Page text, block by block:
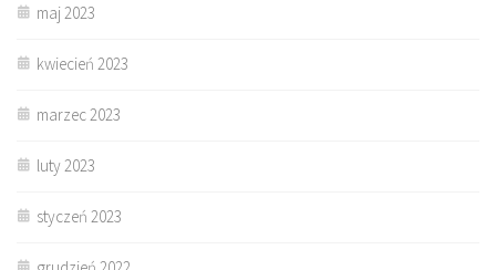
maj 2023
kwiecień 2023
marzec 2023
luty 2023
styczeń 2023